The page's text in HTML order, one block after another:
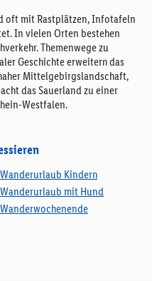
oft mit Rastplätzen, Infotafeln
In vielen Orten bestehen
Themenwege zu
Geschichte erweitern das
Mittelgebirgslandschaft,
das Sauerland zu einer
Westfalen.
Wanderurlaub Kindern
Wanderurlaub mit Hund
Wanderwochenende